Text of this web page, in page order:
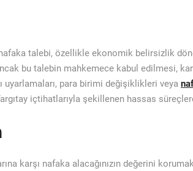
talebi, özellikle ekonomik belirsizlik
bu talebin mahkemece kabul edilmesi,
uyarlamaları, para birimi değişiklikleri veya
içtihatlarıyla şekillenen hassas
karşı nafaka alacağınızın değerini